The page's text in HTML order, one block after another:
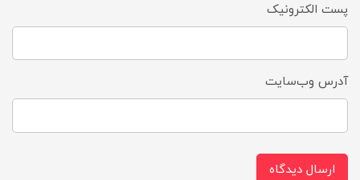
پست الکترونیک
آدرس وب‌سایت
ارسال دیدگاه